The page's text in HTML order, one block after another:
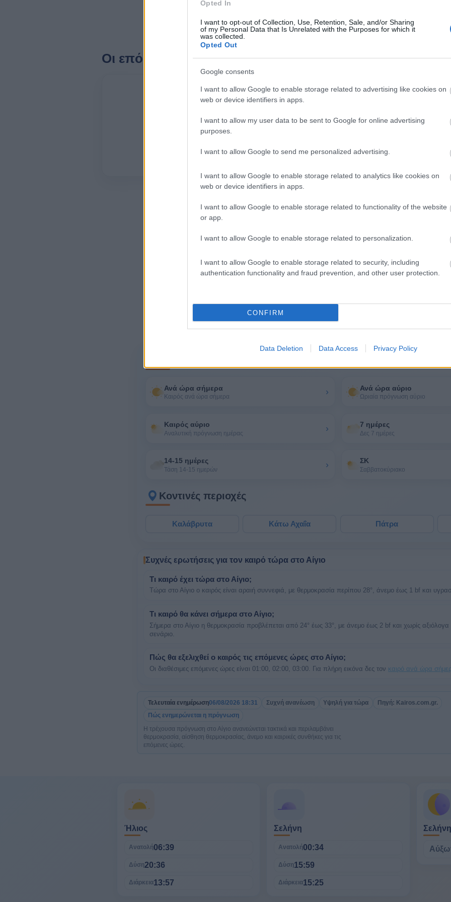
Opted In
I want to opt-out of Collection, Use, Retention, Sale, and/or Sharing
of my Personal Data that Is Unrelated with the Purposes for which it
was collected.
Opted Out
Google consents
I want to allow Google to enable storage related to advertising like cookies on
web or device identifiers in apps.
I want to allow my user data to be sent to Google for online advertising
purposes.
I want to allow Google to send me personalized advertising.
I want to allow Google to enable storage related to analytics like cookies on
web or device identifiers in apps.
I want to allow Google to enable storage related to functionality of the website
or app.
I want to allow Google to enable storage related to personalization.
I want to allow Google to enable storage related to security, including
authentication functionality and fraud prevention, and other user protection.
CONFIRM
Data Deletion Data Access Privacy Policy
Οι επόμενες ώρες
02:00
Ανά ώρα σήμερα
Καιρός ανά ώρα σήμερα › Ανά ώρα αύριο
Ωριαία πρόγνωση αύριο
Καιρός αύριο
Αναλυτική πρόγνωση ημέρας › 7 ημέρες
Δες 7 ημέρες
14-15 ημέρες
Τάση 14-15 ημερών › ΣΚ
Σαββατοκύριακο
Κοντινές περιοχές
Καλάβρυτα Κάτω Αχαΐα Πάτρα
Συχνές ερωτήσεις για τον καιρό τώρα στο Αίγιο
Τι καιρό έχει τώρα στο Αίγιο;
Τώρα στο Αίγιο ο καιρός είναι αραιή συννεφιά, με θερμοκρασία περίπου 28°, άνεμο έως 1 bf και
Τι καιρό θα κάνει σήμερα στο Αίγιο;
Σήμερα στο Αίγιο η θερμοκρασία προβλέπεται από 24° έως 33°, με άνεμο έως 2 bf και χωρίς αξιόλογα
σενάριο.
Πώς θα εξελιχθεί ο καιρός τις επόμενες ώρες στο Αίγιο;
Οι διαθέσιμες επόμενες ώρες είναι 01:00, 02:00, 03:00. Για πλήρη εικόνα δες τον καιρό ανά ώρα
Τελευταία ενημέρωση06/08/2026 18:31 Συχνή ανανέωση Υψηλή για τώρα Πηγή: Kairos.com.gr.
Πώς ενημερώνεται η πρόγνωση
Η τρέχουσα πρόγνωση στο Αίγιο ανανεώνεται τακτικά και περιλαμβάνει
θερμοκρασία, αίσθηση θερμοκρασίας, άνεμο και καιρικές συνθήκες για τις
επόμενες ώρες.
Ήλιος
Ανατολή06:39
Δύση20:36
Διάρκεια13:57
Σελήνη
Ανατολή00:34
Δύση15:59
Διάρκεια15:25